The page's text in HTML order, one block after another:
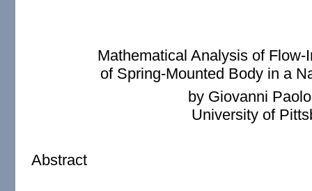
Mathematical Analysis of
of Spring-Mounted Body in a
by Giovanni
University of
Abstract